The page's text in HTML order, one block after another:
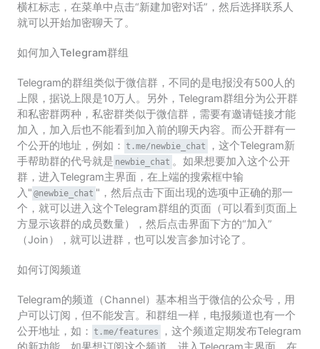
横杠标志，在菜单中点击“新建加密对话”，然后选择联系人
就可以开始加密聊天了。
如何加入Telegram群组
Telegram的群组类似于微信群，不同的是电报没有500人的
上限，据说上限是10万人。另外，Telegram群组分为公开群
和私密群两种，私密群类似于微信群，需要有邀请链接才能
加入，加入后也不能看到加入前的聊天内容。而公开群有一
个公开的地址，例如： t.me/newbie_chat
，这个Telegram新
手帮助群的代号就是 newbie_chat 。如果想要加入这个公开
群，进入Telegram主界面，在上端的搜索框中输
入" @newbie_chat "，然后点击下面出现的选项中正确的那一
个，就可以进入这个Telegram群组的页面（可以看到页面上
方显示该群的成员数量），然后点击界面下方的“加入”
（Join），就可以进群，也可以发言参加讨论了。
如何订阅频道
Telegram的频道（Channel）基本相当于微信的公众号，用
户可以订阅，但不能发言。和群组一样，电报频道也有一个
公开地址，如： t.me/features
，这个频道定期发布Telegram